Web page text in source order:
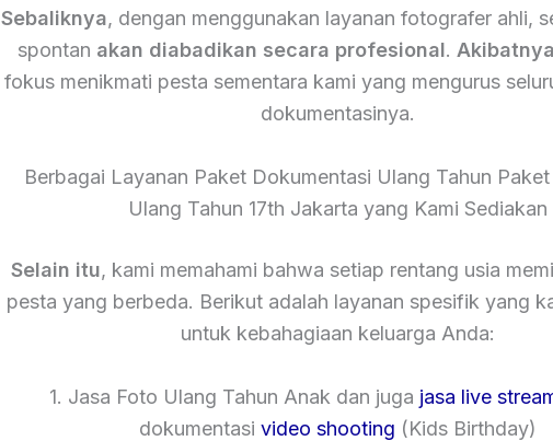
Sebaliknya, dengan menggunakan layanan fotografer ahli,
spontan akan diabadikan secara profesional. Akibatnya
fokus menikmati pesta sementara kami yang mengurus
dokumentasinya.
Berbagai Layanan Paket Dokumentasi Ulang Tahun
Ulang Tahun 17th Jakarta yang Kami Sediakan
Selain itu, kami memahami bahwa setiap rentang usia
pesta yang berbeda. Berikut adalah layanan spesifik yang
untuk kebahagiaan keluarga Anda:
1. Jasa Foto Ulang Tahun Anak dan juga jasa live
dokumentasi video shooting (Kids Birthday)